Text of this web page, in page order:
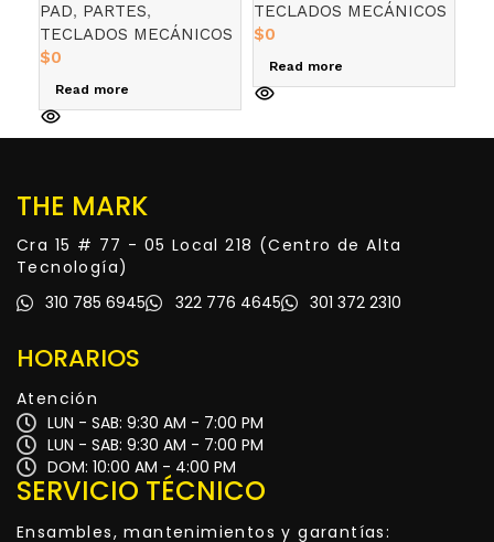
PAD, PARTES,
TECLADOS MECÁNICOS
$0
Read more
TECLADOS MECÁNICOS
$0
Read more
THE MARK
Cra 15 # 77 - 05 Local 218 (Centro de Alta
Tecnología)
310 785 6945
322 776 4645 301 372 2310
HORARIOS
Atención
LUN - SAB: 9:30 AM - 7:00 PM
LUN - SAB: 9:30 AM - 7:00 PM
DOM: 10:00 AM - 4:00 PM
SERVICIO TÉCNICO
Ensambles, mantenimientos y garantías: